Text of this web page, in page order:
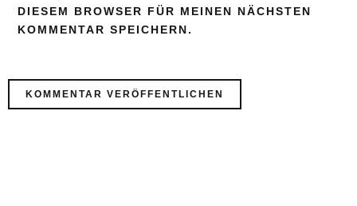
DIESEM BROWSER FÜR MEINEN NÄCHSTEN
KOMMENTAR SPEICHERN.